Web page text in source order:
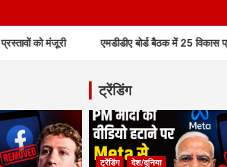
एमडीडीए बोर्ड बैठक में 25 विकास प्रस्तावों को
ट्रेंडिंग
ट्रेंडिंग देश/दुनिया